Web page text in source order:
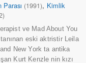
Parası (1991), Kimlik
ve Mad About You
eski aktristir Leila
New York ta antika
Kurt Kenzle nin kızı